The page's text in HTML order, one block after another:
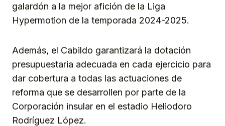
galardón a la mejor afición de la Liga
Hypermotion de la temporada 2024-2025.
Además, el Cabildo garantizará la dotación
presupuestaria adecuada en cada ejercicio para
dar cobertura a todas las actuaciones de
reforma que se desarrollen por parte de la
Corporación insular en el estadio Heliodoro
Rodríguez López.